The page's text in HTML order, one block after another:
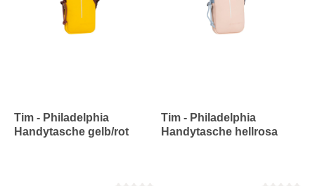
Tim - Philadelphia
Handytasche gelb/rot
Tim - Philadelphia
Handytasche hellrosa